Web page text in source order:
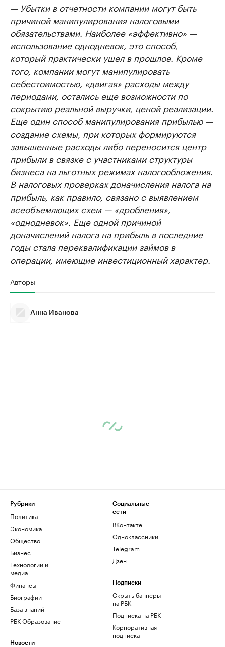
— Убытки в отчетности компании могут быть
причиной манипулирования налоговыми
обязательствами. Наиболее «эффективно» —
использование однодневок, это способ,
который практически ушел в прошлое. Кроме
того, компании могут манипулировать
себестоимостью, «двигая» расходы между
периодами, остались еще возможности по
сокрытию реальной выручки, ценой реализации.
Еще один способ манипулирования прибылью —
создание схемы, при которых формируются
завышенные расходы либо переносится центр
прибыли в связке с участниками структуры
бизнеса на льготных режимах налогообложения.
В налоговых проверках доначисления налога на
прибыль, как правило, связано с выявлением
всеобъемлющих схем — «дробления»,
«однодневок». Еще одной причиной
доначислений налога на прибыль в последние
годы стала переквалификации займов в
операции, имеющие инвестиционный характер.
Авторы
Анна Иванова
Рубрики
Политика
Экономика
Общество
Бизнес
Технологии и
медиа
Финансы
Биографии
База знаний
РБК Образование
Новости
Социальные
сети
ВКонтакте
Одноклассники
Telegram
Дзен
Подписки
Скрыть баннеры
на РБК
Подписка на РБК
Корпоративная
подписка